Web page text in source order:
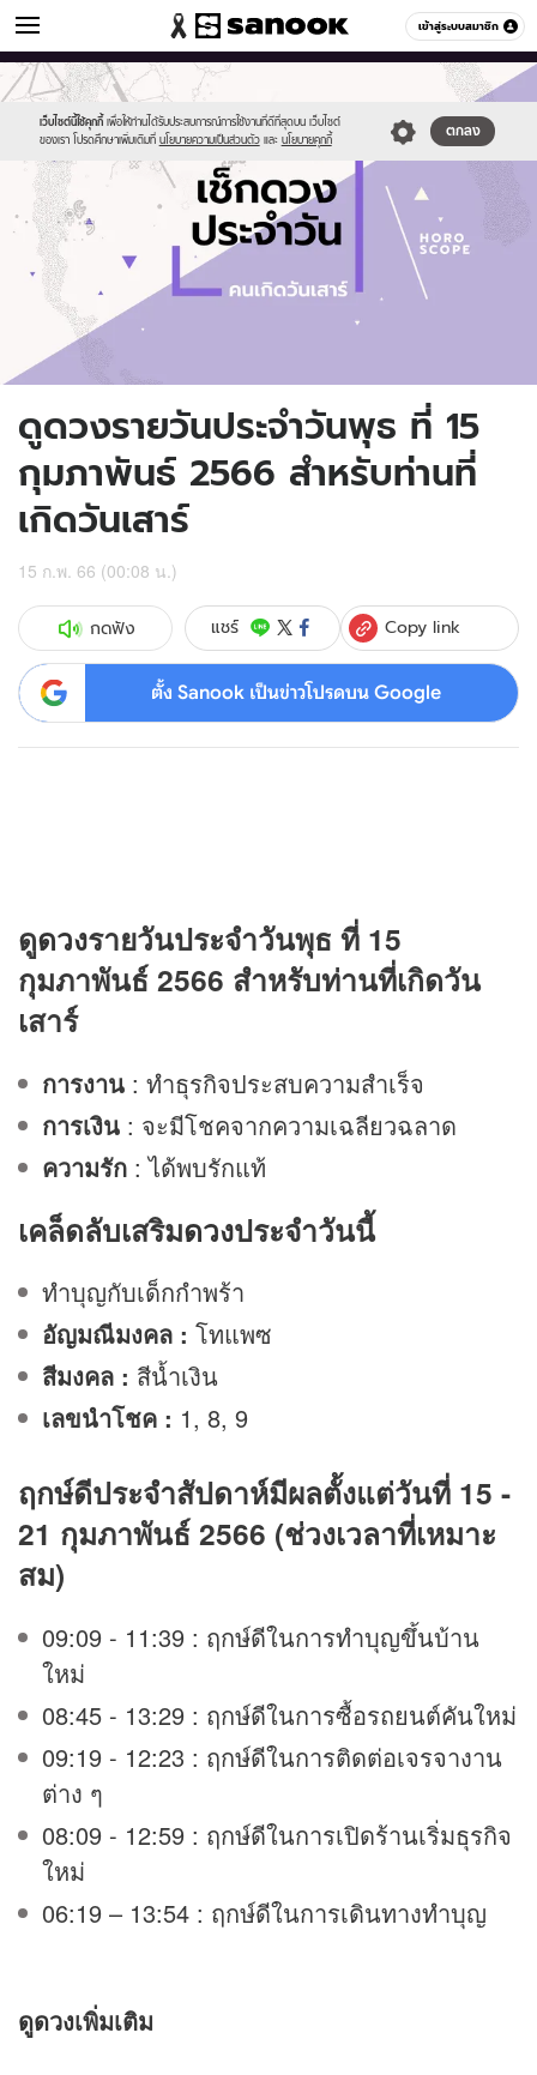
เข้าสู่ระบบสมาชิก
ดูดวง หมวดอื่นๆ
เว็บไซต์นี้ใช้คุกกี้ เพื่อให้ท่านได้รับประสบการณ์การใช้งานที่ดีที่สุดบน เว็บไซต์
ของเรา โปรดศึกษาเพิ่มเติมที่ นโยบายความเป็นส่วนตัว และ นโยบายคุกกี้
ตกลง
Sanook
//s.isanook.com/sr/0/images/logo-
new-
sanook.png
600
60
//s.isanook.com/ho/0/ud/fxd/day/daily-
horoscope-
saturday.jpg
ดูดวงรายวันประจำวันพุธ ที่ 15
กุมภาพันธ์ 2566 สำหรับท่านที่
เกิดวันเสาร์
15 ก.พ. 66 (00:08 น.)
กดฟัง แชร์ Copy link
ตั้ง Sanook เป็นข่าวโปรดบน Google
ดูดวงรายวันประจำวันพุธ ที่ 15
กุมภาพันธ์ 2566 สำหรับท่านที่เกิดวัน
เสาร์
การงาน : ทำธุรกิจประสบความสำเร็จ
การเงิน : จะมีโชคจากความเฉลียวฉลาด
ความรัก : ได้พบรักแท้
เคล็ดลับเสริมดวงประจำวันนี้
ทำบุญกับเด็กกำพร้า
อัญมณีมงคล : โทแพซ
สีมงคล : สีน้ำเงิน
เลขนำโชค : 1, 8, 9
ฤกษ์ดีประจำสัปดาห์มีผลตั้งแต่วันที่ 15 -
21 กุมภาพันธ์ 2566 (ช่วงเวลาที่เหมาะ
สม)
09:09 - 11:39 : ฤกษ์ดีในการทำบุญขึ้นบ้าน
ใหม่
08:45 - 13:29 : ฤกษ์ดีในการซื้อรถยนต์คันใหม่
09:19 - 12:23 : ฤกษ์ดีในการติดต่อเจรจางาน
ต่าง ๆ
08:09 - 12:59 : ฤกษ์ดีในการเปิดร้านเริ่มธุรกิจ
ใหม่
06:19 – 13:54 : ฤกษ์ดีในการเดินทางทำบุญ
ดูดวงเพิ่มเติม